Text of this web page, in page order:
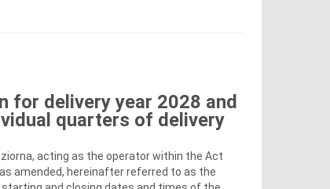
for delivery year 2028 and
quarters of delivery
acting as the operator within the Act
amended, hereinafter referred to as the